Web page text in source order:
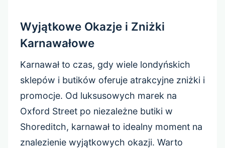
Wyjątkowe Okazje i Zniżki
Karnawałowe
Karnawał to czas, gdy wiele londyńskich
sklepów i butików oferuje atrakcyjne zniżki i
promocje. Od luksusowych marek na
Oxford Street po niezależne butiki w
Shoreditch, karnawał to idealny moment na
znalezienie wyjątkowych okazji. Warto